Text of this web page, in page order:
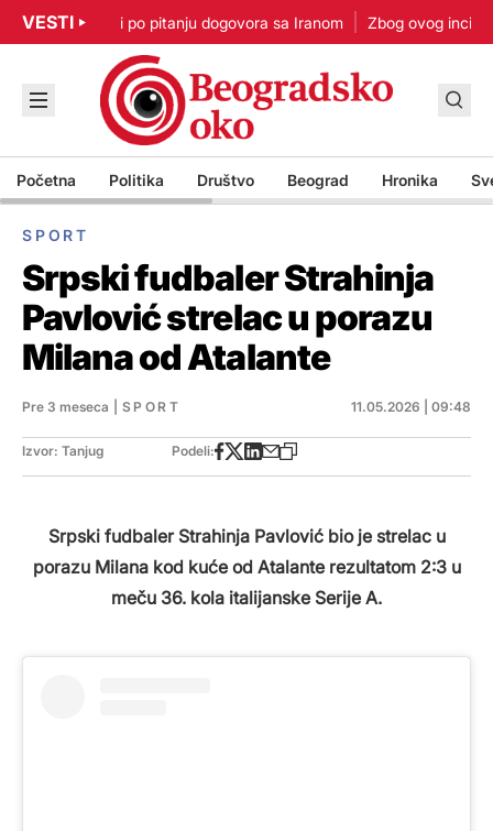
VESTI
Nisam u žurbi po pitanju dogovora sa Iranom Zbog ovog
Početna Politika Društvo Beograd Hronika
SPORT
Srpski fudbaler Strahinja
Pavlović strelac u porazu
Milana od Atalante
Pre 3 meseca SPORT 11.05.2026 | 09:48
Izvor: Tanjug Podeli:
Srpski fudbaler Strahinja Pavlović bio je strelac u
porazu Milana kod kuće od Atalante rezultatom 2:3 u
meču 36. kola italijanske Serije A.